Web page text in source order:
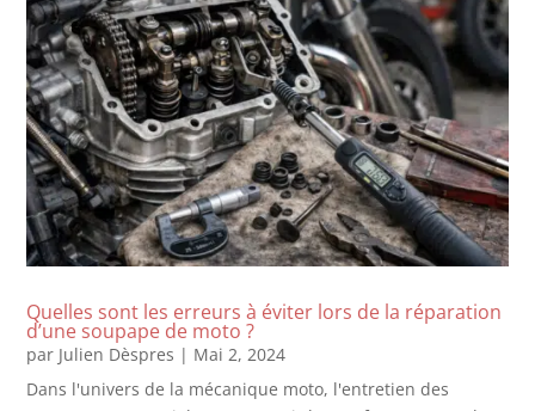
Quelles sont les erreurs à éviter lors de la réparation
d’une soupape de moto ?
par Julien Dèspres | Mai 2, 2024
Dans l'univers de la mécanique moto, l'entretien des